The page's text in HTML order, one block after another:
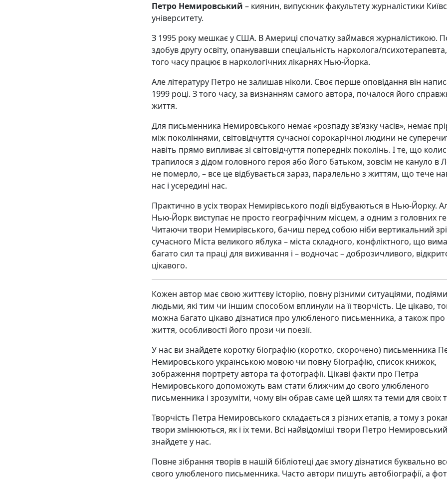
Петро Немировський – киянин, випускник факультету журналістики
університету.
З 1995 року мешкає у США. В Америці спочатку займався журналістикою.
здобув другу освіту, опанувавши спеціальність нарколога/психотерапевта,
того часу працює в наркологічних лікарнях Нью-Йорка.
Але літературу Петро не залишав ніколи. Своє перше оповідання він
1999 році. З того часу, за визнанням самого автора, почалося його
життя.
Для письменника Немировського немає «розпаду зв’язку часів», немає
між поколіннями, світовідчуття сучасної сорокарічної людини не
навіть прямо випливає зі світовідчуття попередніх поколінь. І те, що
трапилося з дідом головного героя або його батьком, зовсім не кануло в
не померло, – все це відбувається зараз, паралельно з життям, що тече
нас і усередині нас.
Практично в усіх творах Немирівського події відбуваються в Нью-Йорку.
Нью-Йорк виступає не просто географічним місцем, а одним з головних
Читаючи твори Немирівського, бачиш перед собою ніби вертикальний
сучасного Міста великого яблука – міста складного, конфліктного, що
багато сил та праці для виживання і – водночас – доброзичливого,
цікавого.
Кожен автор має свою життєву історію, повну різними ситуаціями,
людьми, які тим чи іншим способом вплинули на її творчість. Це цікаво,
можна багато цікаво дізнатися про улюбленого письменника, а також про
життя, особливості його прози чи поезії.
У нас ви знайдете коротку біографію (коротко, скорочено) письменника
Немировського українською мовою чи повну біографію, список книжок,
зображення портрету автора та фотографії. Цікаві факти про Петра
Немировського допоможуть вам стати ближчим до свого улюбленого
письменника і зрозуміти, чому він обрав саме цей шлях та теми для своїх
Творчість Петра Немировського складається з різних етапів, а тому з
твори змінюються, як і їх теми. Всі найвідоміші твори Петро
знайдете у нас.
Повне зібрання творів в нашій бібліотеці дає змогу дізнатися буквально
свого улюбленого письменника. Часто автори пишуть автобіографії, а